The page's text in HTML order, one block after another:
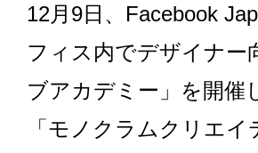
12月9日、Facebook
フィス内でデザイナー
ブアカデミー」を開催
「モノクラムクリエ